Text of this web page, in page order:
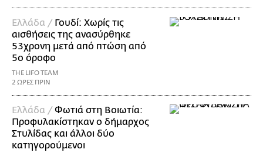
Ελλάδα / Γουδί: Χωρίς τις
αισθήσεις της ανασύρθηκε
53χρονη μετά από πτώση από
5ο όροφο
THE LIFO TEAM
2 ΩΡΕΣ ΠΡΙΝ
Ελλάδα / Φωτιά στη Βοιωτία:
Προφυλακίστηκαν ο δήμαρχος
Στυλίδας και άλλοι δύο
κατηγορούμενοι